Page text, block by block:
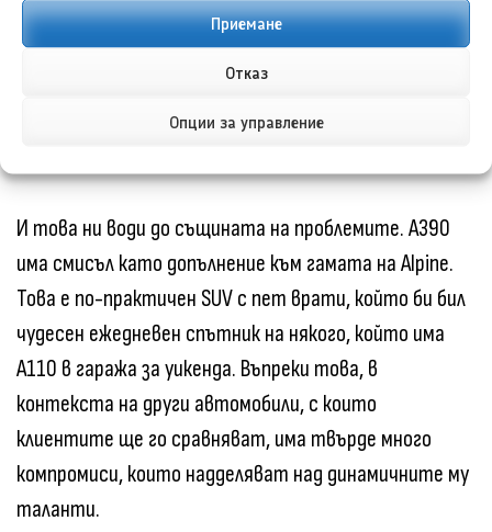
Приемане
Отказ
Опции за управление
на опция за стъклен покрив. Все пак отзад има три
предпазни колана, а задната седалка се сгъва.
Багажникът не е такъв проблем – неговите 530
литра обем са в рамките на очакваното предвид
И това ни води до същината на проблемите. A390
има смисъл като допълнение към гамата на Alpine.
Това е по-практичен SUV с пет врати, който би бил
чудесен ежедневен спътник на някого, който има
A110 в гаража за уикенда. Въпреки това, в
контекста на други автомобили, с които
клиентите ще го сравняват, има твърде много
компромиси, които надделяват над динамичните му
таланти.